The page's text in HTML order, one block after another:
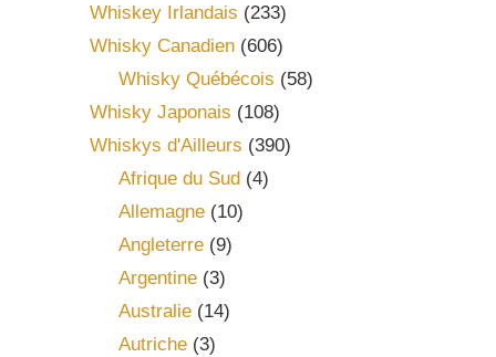
Whiskey Irlandais (233)
Whisky Canadien (606)
Whisky Québécois (58)
Whisky Japonais (108)
Whiskys d'Ailleurs (390)
Afrique du Sud (4)
Allemagne(10)
Angleterre(9)
Argentine(3)
Australie(14)
Autriche(3)